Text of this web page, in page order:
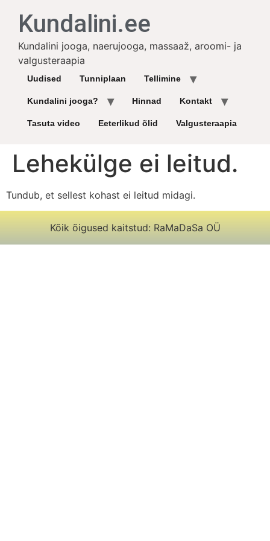
Kundalini.ee
Kundalini jooga, naerujooga, massaaž, aroomi- ja
valgusteraapia
Uudised Tunniplaan Tellimine
Kundalini jooga? Hinnad Kontakt
Tasuta video Eeterlikud õlid Valgusteraapia
Lehekülge ei leitud.
Tundub, et sellest kohast ei leitud midagi.
Kõik õigused kaitstud: RaMaDaSa OÜ